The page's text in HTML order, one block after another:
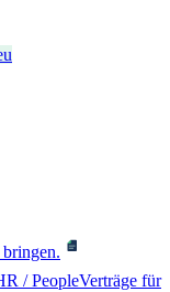
/ PeopleVerträge für